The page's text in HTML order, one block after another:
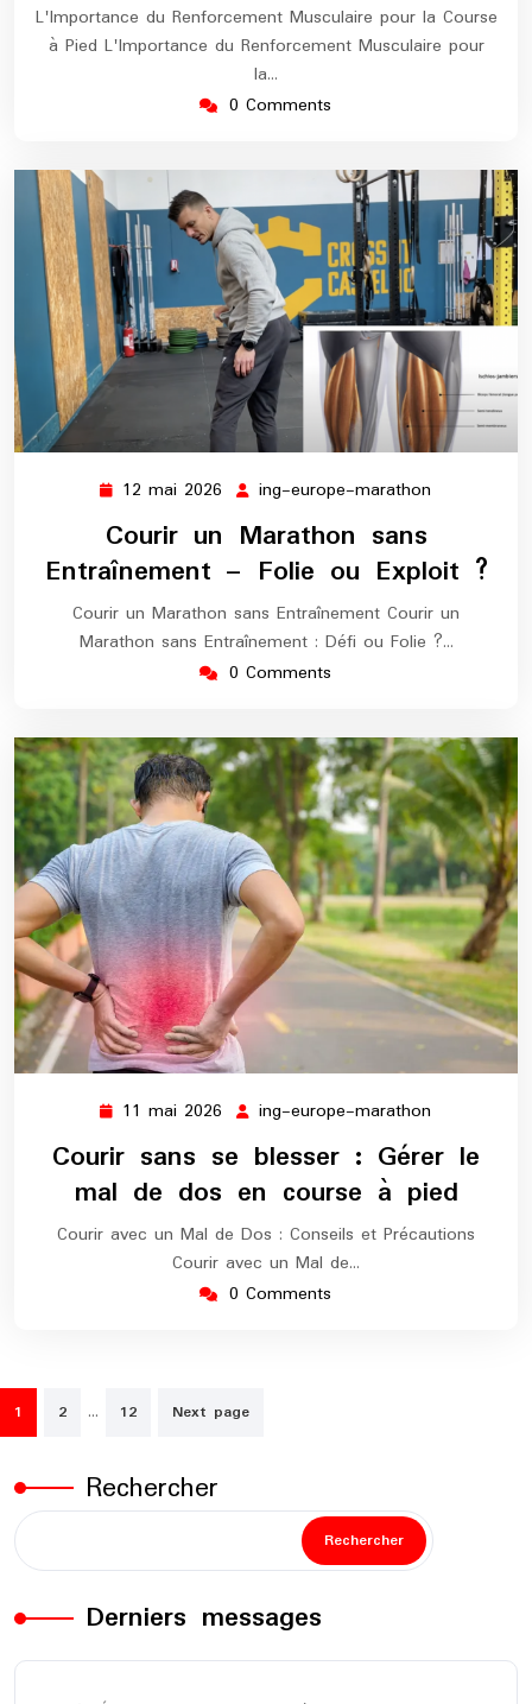
L'Importance du Renforcement Musculaire pour la Course
à Pied L'Importance du Renforcement Musculaire pour
la…
0 Comments
12 mai 2026 12
mai
2026
ing-europe-marathon
Courir un Marathon sans
Entraînement – Folie ou Exploit ?
Courir un Marathon sans Entraînement Courir un
Marathon sans Entraînement : Défi ou Folie ?…
0 Comments
11 mai 2026 11
2026
ing-europe-marathon
europe-
marathon
Courir sans se blesser : Gérer le
mal de dos en course à pied
Courir avec un Mal de Dos : Conseils et Précautions
Courir avec un Mal de…
0 Comments
Pagination
des
publications
1 2 … 12 Next page
Rechercher
Rechercher
Derniers messages